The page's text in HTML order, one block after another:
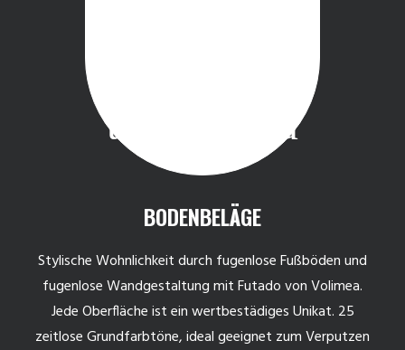
BODENBELÄGE
Stylische Wohnlichkeit durch fugenlose Fußböden und
fugenlose Wandgestaltung mit Futado von Volimea.
Jede Oberfläche ist ein wertbestädiges Unikat. 25
zeitlose Grundfarbtöne, ideal geeignet zum Verputzen